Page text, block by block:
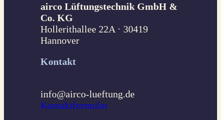
airco Lüftungstechnik GmbH &
Co. KG
Hollerithallee 22A · 30419
Hannover
Kontakt
info@airco-lueftung.de
Kontaktformular